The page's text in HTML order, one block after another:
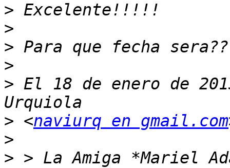
>
>
>
>
> El 18 de enero de
> <naviurq en gmail.com
>
> > La Amiga *Mariel